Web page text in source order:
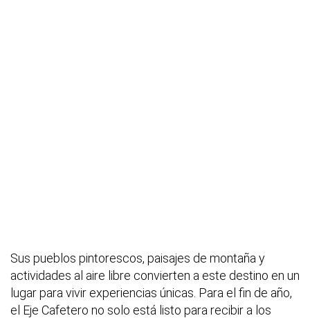
Sus pueblos pintorescos, paisajes de montaña y
actividades al aire libre convierten a este destino en un
lugar para vivir experiencias únicas. Para el fin de año,
el Eje Cafetero no solo está listo para recibir a los